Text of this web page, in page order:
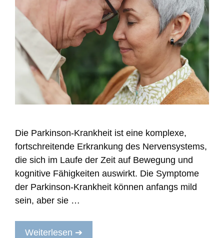
Die Parkinson-Krankheit ist eine komplexe,
fortschreitende Erkrankung des Nervensystems,
die sich im Laufe der Zeit auf Bewegung und
kognitive Fähigkeiten auswirkt. Die Symptome
der Parkinson-Krankheit können anfangs mild
sein, aber sie …
Weiterlesen ➔